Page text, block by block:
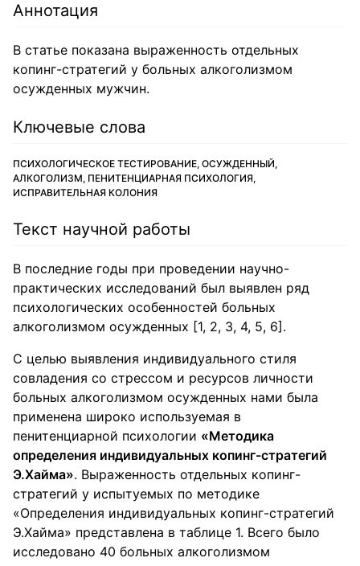
Аннотация
В статье показана выраженность отдельных
копинг-стратегий у больных алкоголизмом
осужденных мужчин.
Ключевые слова
ПСИХОЛОГИЧЕСКОЕ ТЕСТИРОВАНИЕ, ОСУЖДЕННЫЙ,
АЛКОГОЛИЗМ, ПЕНИТЕНЦИАРНАЯ ПСИХОЛОГИЯ,
ИСПРАВИТЕЛЬНАЯ КОЛОНИЯ
Текст научной работы
В последние годы при проведении научно-
практических исследований был выявлен ряд
психологических особенностей больных
алкоголизмом осужденных [1, 2, 3, 4, 5, 6].
С целью выявления индивидуального стиля
совладения со стрессом и ресурсов личности
больных алкоголизмом осужденных нами была
применена широко используемая в
пенитенциарной психологии «Методика
определения индивидуальных копинг-стратегий
Э.Хайма». Выраженность отдельных копинг-
стратегий у испытуемых по методике
«Определения индивидуальных копинг-стратегий
Э.Хайма» представлена в таблице 1. Всего было
исследовано 40 больных алкоголизмом